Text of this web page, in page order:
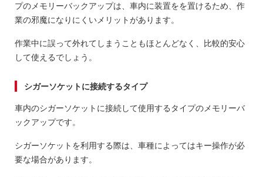
プのメモリーバックアップは、車内に装置をを置けるため、作
業の邪魔になりにくいメリットがあります。
作業中に誤って外れてしまうこともほとんどなく、比較的安心
して使えるでしょう。
シガーソケットに接続するタイプ
車内のシガーソケットに接続して使用するタイプのメモリーバ
ックアップです。
シガーソケットを利用する際は、車種によってはキー操作が必
要な場合があります。